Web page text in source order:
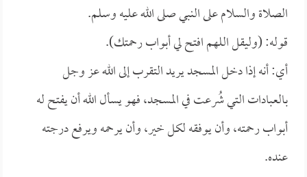
الصلاة والسلام على النبي صلى الله عليه وسلم.
قوله: (وليقل اللهم افتح لي أبواب رحمتك).
أي: أنه إذا دخل المسجد يريد التقرب إلى الله عز وجل
بالعبادات التي شُرعت في المسجد، فهو يسأل الله أن يفتح له
أبواب رحمته، وأن يوفقه لكل خير، وأن يرحمه ويرفع درجته
عنده.